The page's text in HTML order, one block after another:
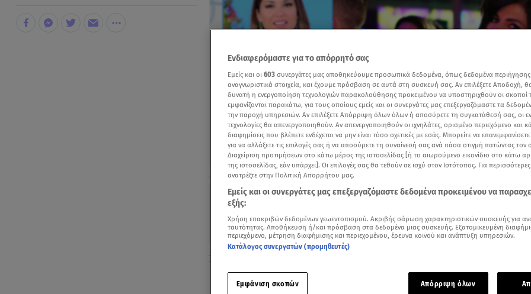
To Star έκοψε την Πρωτοχρονιάτικη πίτα του/ βίντεο Breakfast@star
Δείτε περισσότερα άρθρα μας στα αποτελέσματα αναζήτησης
Add star.gr on Google
Στην κοπή πίτας του
έδωσαν το «παρών» όλοι οι εργαζόμενοι του τηλεοπτικού σταθμού.
Ενδιαφερόμαστε για το απόρρητό σας
Εμείς και οι 603 συνεργάτες μας αποθηκεύουμε προσωπικά δεδομένα, όπως δεδομένα
αναγνωριστικά στοιχεία, και έχουμε πρόσβαση σε αυτά στη συσκευή σας. Αν επιλέξετε Αποδοχή,
δυνατή η ενεργοποίηση τεχνολογιών παρακολούθησης προκειμένου να υποστηριχθούν οι σκοποί
εμφανίζονται παρακάτω, για τους οποίους εμείς και οι συνεργάτες μας επεξεργαζόμαστε τα
την παροχή υπηρεσιών. Αν επιλέξετε Απόρριψη όλων όλων ή αποσύρετε τη συγκατάθεσή σας, οι
τεχνολογίες θα απενεργοποιηθούν. Αν απενεργοποιηθούν οι ιχνηλάτες, ορισμένο περιεχόμενο και
διαφημίσεις που βλέπετε ενδέχεται να μην είναι τόσο σχετικές με εσάς. Μπορείτε να
για να αλλάξετε τις επιλογές σας ή να αποσύρετε τη συναίνεσή σας ανά πάσα στιγμή πατώντας τον
Διαχείριση προτιμήσεων στο κάτω μέρος της ιστοσελίδας [ή το αιωρούμενο εικονίδιο στο κάτω
της ιστοσελίδας, εάν υπάρχει]. Οι επιλογές σας θα τεθούν σε ισχύ στον Ιστότοπος. Για
ανατρέξτε στην Πολιτική Απορρήτου μας.
Εμείς και οι συνεργάτες μας επεξεργαζόμαστε δεδομένα προκειμένου να
εξής:
Χρήση επακριβών δεδομένων γεωεντοπισμού. Ακριβής σάρωση χαρακτηριστικών συσκευής για
ταυτότητας. Αποθήκευση ή/και πρόσβαση στα δεδομένα μιας συσκευής. Εξατομικευμένη
περιεχόμενο, μέτρηση διαφήμισης και περιεχομένου, έρευνα κοινού και ανάπτυξη υπηρεσιών.
Κατάλογος συνεργατών (προμηθευτές)
Εμφάνιση σκοπών Απόρριψη όλων